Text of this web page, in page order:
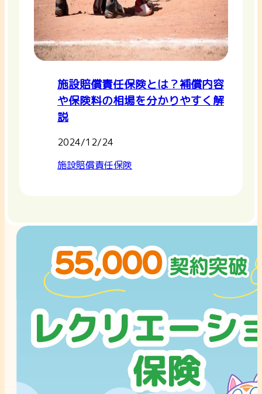
施設賠償責任保険とは？補償内容
や保険料の相場を分かりやすく解
説
2024/12/24
施設賠償責任保険